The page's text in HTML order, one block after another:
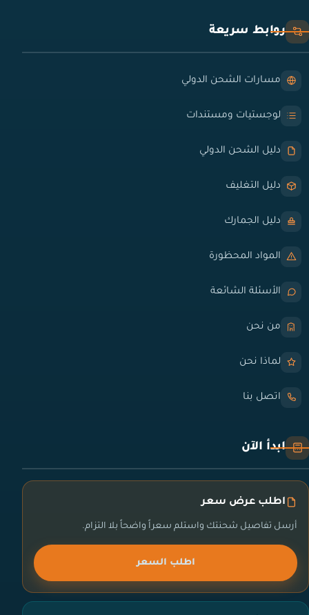
روابط سريعة
مسارات الشحن الدولي
لوجستيات ومستندات
دليل الشحن الدولي
دليل التغليف
دليل الجمارك
المواد المحظورة
الأسئلة الشائعة
من نحن
لماذا نحن
اتصل بنا
ابدأ الآن
اطلب عرض سعر
أرسل تفاصيل شحنتك واستلم سعراً واضحاً بلا التزام.
اطلب السعر